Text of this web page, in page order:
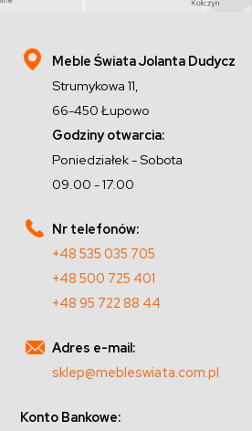
Meble Świata Jolanta Dudycz
Strumykowa 11,
66-450 Łupowo
Godziny otwarcia:
Poniedziałek - Sobota
09.00 - 17.00
Nr telefonów:
+48 535 035 705
+48 500 725 401
+48 95 722 88 44
Adres e-mail:
sklep@mebleswiata.com.pl
Konto Bankowe: